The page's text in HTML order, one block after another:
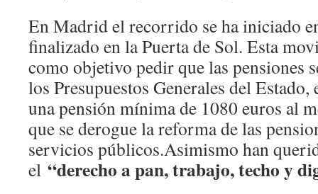
En Madrid el recorrido se ha iniciado
finalizado en la Puerta de Sol. Esta
como objetivo pedir que las pensiones
los Presupuestos Generales del Estado,
una pensión mínima de 1080 euros al
que se derogue la reforma de las
servicios públicos.Asimismo han
el “derecho a pan, trabajo, techo y